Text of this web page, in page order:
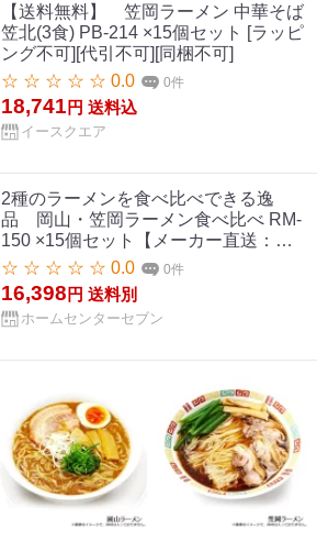
【送料無料】 笠岡ラーメン 中華そば
笠北(3食) PB-214 ×15個セット [ラッピ
ング不可][代引不可][同梱不可]
☆ ☆ ☆ ☆ ☆ 0.0
0件
18,741 円 送料込
イースクエア
2種のラーメンを食べ比べできる逸
品 岡山・笠岡ラーメン食べ比べ RM-
150 ×15個セット【メーカー直送：代
金引換不可：同梱不可】【北海道・沖
縄・離島は配達不可】
☆ ☆ ☆ ☆ ☆ 0.0 0件
16,398 円 送料別
ホームセンターセブン